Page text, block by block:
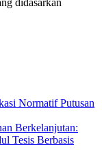
Normatif Putusan